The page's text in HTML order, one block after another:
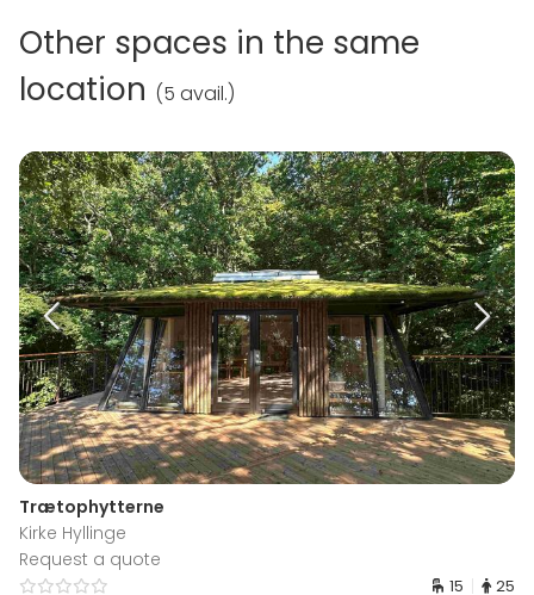
Other spaces in the same
location (5 avail.)
Trætophytterne
Kirke Hyllinge
Request a quote
15 25